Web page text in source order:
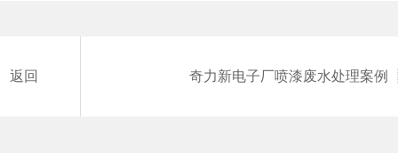
奇力新电子厂喷漆废水处理案例
返回